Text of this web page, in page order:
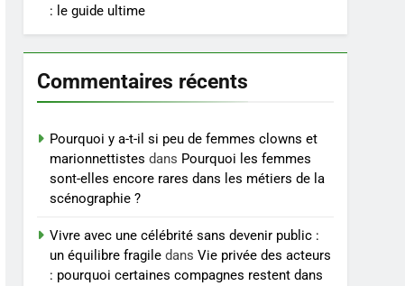
7
Voyance à La Rochelle : où
trouver un
accompagnement sérieux
à un tarif juste ?
BIEN ÊTRE
Sclérose en plaques et
maternité : tout ce que les
femmes enceintes doivent
SANTÉ
: le guide ultime
Commentaires récents
Pourquoi y a-t-il si peu de femmes clowns et
marionnettistes dans Pourquoi les femmes
sont-elles encore rares dans les métiers de la
scénographie ?
Vivre avec une célébrité sans devenir public :
un équilibre fragile dansVie privée des acteurs
: pourquoi certaines compagnes restent dans